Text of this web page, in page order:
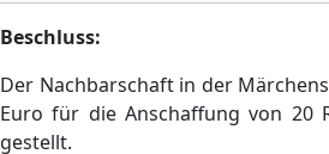
Beschluss:
Der Nachbarschaft in der Mä
Euro für die Anschaffung von 20
gestellt.